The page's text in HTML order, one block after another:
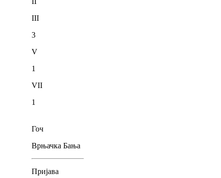
III
3
V
1
VII
1
Гоч
Врњачка Бања
Пријава